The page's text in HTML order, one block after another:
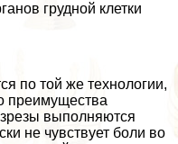
грудной клетки
по той же технологии,
преимущества
выполняются
не чувствует боли во